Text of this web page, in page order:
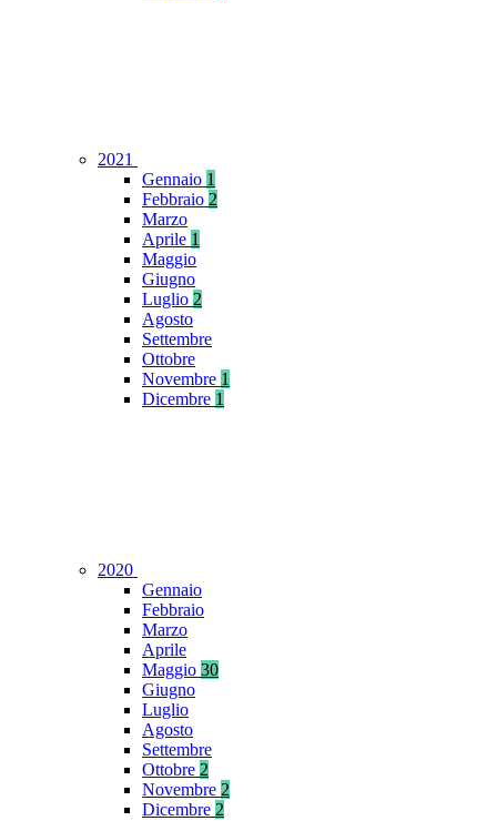
2021
Gennaio 1
Febbraio 2
Marzo
Aprile 1
Maggio
Giugno
Luglio 2
Agosto
Settembre
Ottobre
Novembre 1
Dicembre 1
2020
Gennaio
Febbraio
Marzo
Aprile
Maggio 30
Giugno
Luglio
Agosto
Settembre
Ottobre 2
Novembre 2
Dicembre 2